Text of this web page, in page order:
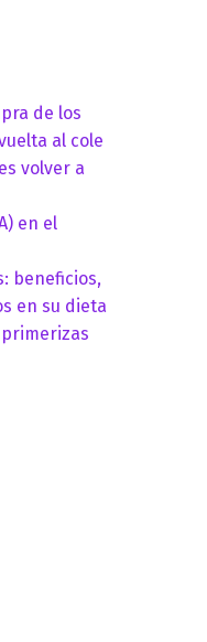
de los
al cole
volver a
en el
beneficios,
en su dieta